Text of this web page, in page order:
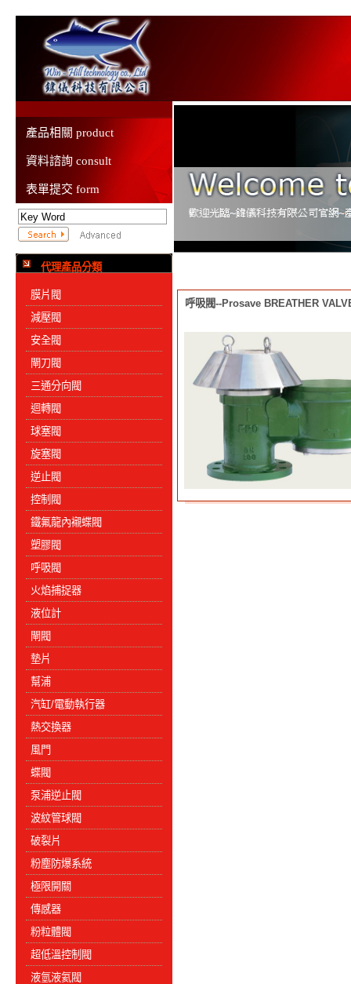
產品相關 product
資料諮詢 consult
表單提交 form
代理產品分類
膜片閥
減壓閥
安全閥
閘刀閥
三通分向閥
迴轉閥
球塞閥
旋塞閥
逆止閥
控制閥
鐵氟龍內襯蝶閥
塑膠閥
呼吸閥
火焰捕捉器
液位計
閘閥
墊片
幫浦
汽缸/電動執行器
熱交換器
風門
蝶閥
泵浦逆止閥
波紋管球閥
破裂片
粉塵防爆系統
極限開關
傳感器
粉粒體閥
超低溫控制閥
液氫液氦閥
呼吸閥--Prosave BREATHER